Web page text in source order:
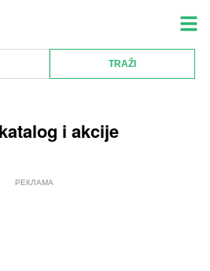
i akcije
РЕКЛАМА